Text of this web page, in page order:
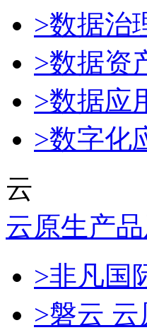
>数据治
>数据资
>数据应
>数字化
云
云原生产
>非凡国
>磐云 云